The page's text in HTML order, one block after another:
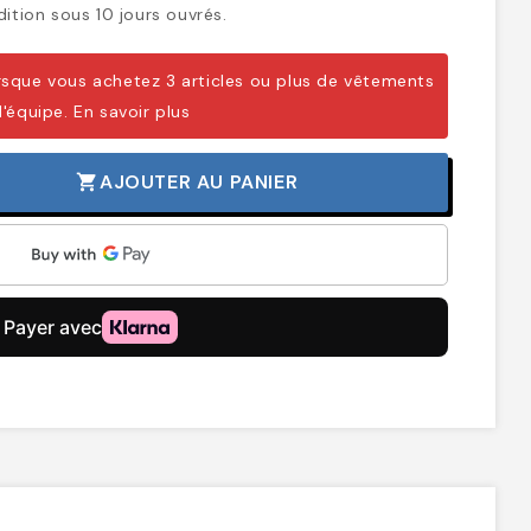
sous 10 jours ouvrés.
vous achetez 3 articles ou plus de vêtements
En savoir plus
shopping_cartAJOUTER AU PANIER